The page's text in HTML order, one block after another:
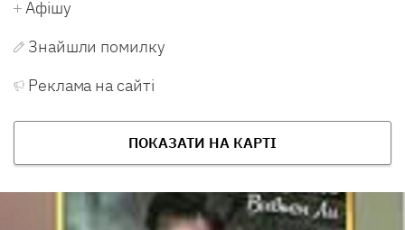
Афішу
Знайшли помилку
Реклама на сайті
ПОКАЗАТИ НА КАРТІ